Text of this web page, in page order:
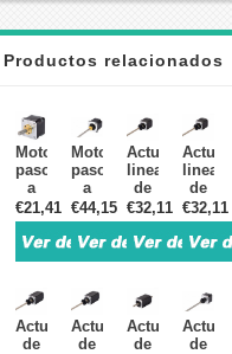
Productos relacionados
Motor
paso
a
paso
lineal
Nema
17,
de
plomo
externo
de
€21,41
Motor
paso
a
paso
lineal
Nema
23,
externo
1,8
grados
1,3
€44,15
Actuador
lineal
de
motor
paso
a
paso
Nema
11
Bipolar
1,8
€32,11
lineal
de
motor
paso
a
paso
Nema
11
1,8
€32,11
Actuador
de
Actuador
de
Actuador
de
de